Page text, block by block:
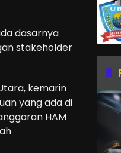
dasarnya
stakeholder
kemarin
yang ada di
HAM